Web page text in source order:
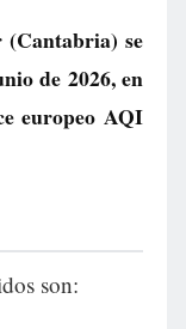
(Cantabria) se
de 2026, en
europeo AQI
son: